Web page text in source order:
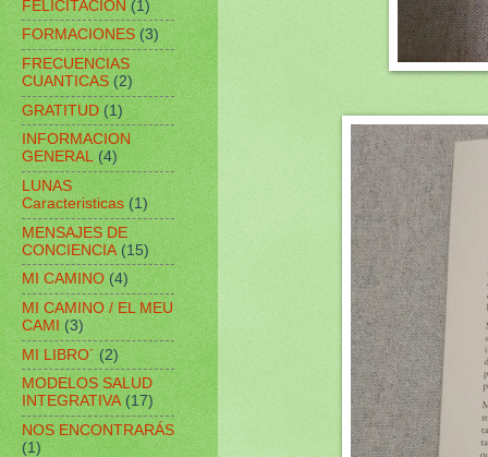
FELICITACIÓN (1)
FORMACIONES (3)
FRECUENCIAS
CUANTICAS (2)
GRATITUD (1)
INFORMACION
GENERAL (4)
LUNAS
Caracteristicas (1)
MENSAJES DE
CONCIENCIA (15)
MI CAMINO (4)
MI CAMINO / EL MEU
CAMI (3)
MI LIBRO´ (2)
MODELOS SALUD
INTEGRATIVA (17)
NOS ENCONTRARÁS
(1)